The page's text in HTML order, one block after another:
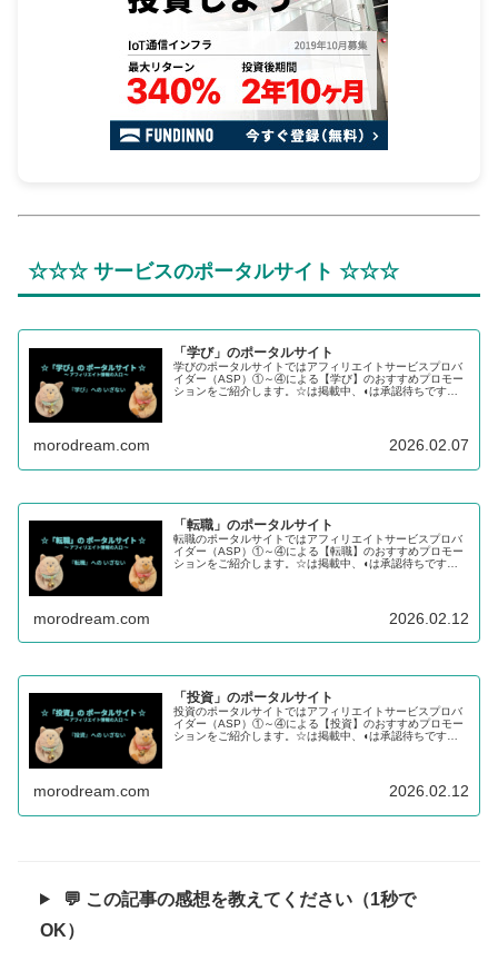
☆☆☆ サービスのポータルサイト ☆☆☆
「学び」のポータルサイト
学びのポータルサイトではアフィリエイトサービスプロバ
イダー（ASP）①～④による【学び】のおすすめプロモー
ションをご紹介します。☆は掲載中、◖は承認待ちです。
morodream.com 2026.02.07
「転職」のポータルサイト
転職のポータルサイトではアフィリエイトサービスプロバ
イダー（ASP）①～④による【転職】のおすすめプロモー
ションをご紹介します。☆は掲載中、◖は承認待ちです。
morodream.com 2026.02.12
「投資」のポータルサイト
投資のポータルサイトではアフィリエイトサービスプロバ
イダー（ASP）①～④による【投資】のおすすめプロモー
ションをご紹介します。☆は掲載中、◖は承認待ちです。
morodream.com 2026.02.12
💬 この記事の感想を教えてください（1秒で
OK）